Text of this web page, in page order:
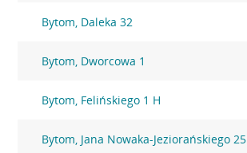
Bytom, Daleka 32
Bytom, Dworcowa 1
Bytom, Felińskiego 1 H
Bytom, Jana Nowaka-Jeziorańskiego 25